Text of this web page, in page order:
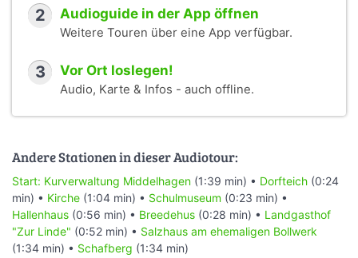
2 Audioguide in der App öffnen
Weitere Touren über eine App verfügbar.
3 Vor Ort loslegen!
Audio, Karte & Infos - auch offline.
Andere Stationen in dieser Audiotour:
Start: Kurverwaltung Middelhagen (1:39 min) • Dorfteich (0:24
min) • Kirche (1:04 min) • Schulmuseum (0:23 min) •
Hallenhaus (0:56 min) • Breedehus (0:28 min) • Landgasthof
"Zur Linde" (0:52 min) • Salzhaus am ehemaligen Bollwerk
(1:34 min) • Schafberg (1:34 min)